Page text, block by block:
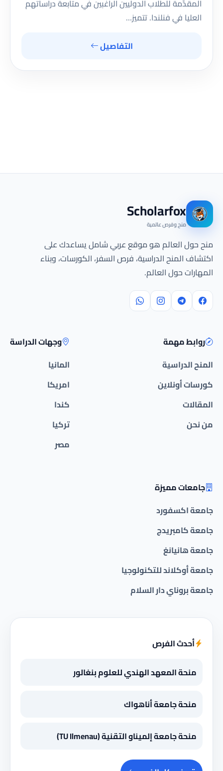
المقدّمة للطلاب الدوليين الراغبين في متابعة دراساتهم
العليا في فنلندا. تتميز…
التفاصيل
Scholarfox
منح وفرص عالمية
منح حول العالم هو موقع عربي شامل يساعدك على
اكتشاف المنح الدراسية، فرص السفر، الكورسات، وبناء
المهارات حول العالم.
روابط مهمة
المنح الدراسية
كورسات أونلاين
المقالات
من نحن
وجهات الدراسة
المانيا
امريكا
كندا
تركيا
مصر
جامعات مميزة
جامعة اكسفورد
جامعة كامبريدج
جامعة هانيانغ
جامعة أوكلاند للتكنولوجيا
جامعة بروناي دار السلام
أحدث الفرص
منحة المعهد الهندي للعلوم بنغالور
منحة جامعة أناهواك
منحة جامعة إلميناو التقنية (TU Ilmenau)